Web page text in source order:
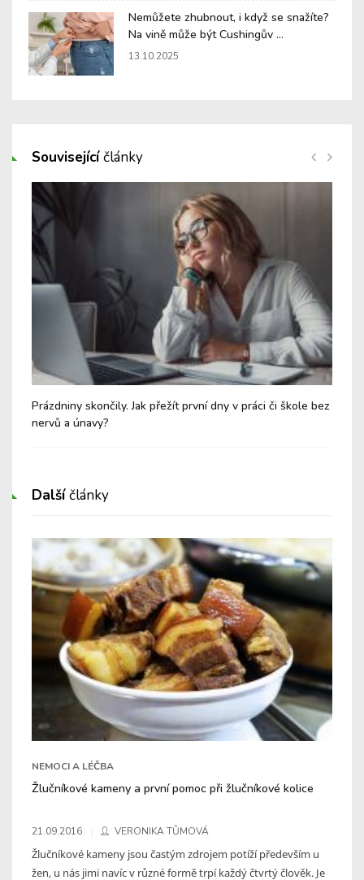
Nemůžete zhubnout, i když se snažíte?
Na vině může být Cushingův ...
13.10.2025
Souvisejícíčlánky
Prázdniny skončily. Jak přežít první dny v práci či škole bez
nervů a únavy?
Dalšíčlánky
NEMOCI A LÉČBA
Žlučníkové kameny a první pomoc při žlučníkové kolice
21.09.2016 VERONIKA TŮMOVÁ
Žlučníkové kameny jsou častým zdrojem potíží především u
žen, u nás jimi navíc v různé formě trpí každý čtvrtý člověk. Je